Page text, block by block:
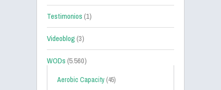
Testimonios(1)
Videoblog(3)
WODs(5.560)
Aerobic Capacity (45)